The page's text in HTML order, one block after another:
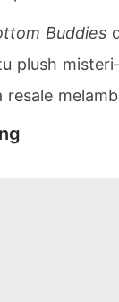
Buddies
plush